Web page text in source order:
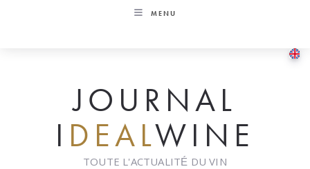
MENU
JOURNAL
I DEALWINE
TOUTE L'ACTUALITÉ DU VIN